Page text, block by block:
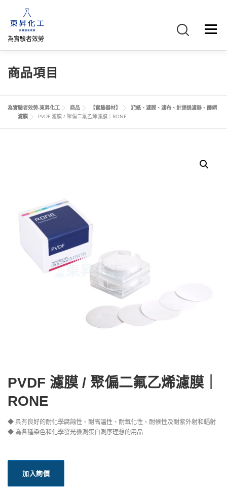
為實驗者效勞
選單
首頁 關於我們
網路商店 直購專區 詢價車、購物車/會員
商品項目
為實驗者效勞-東昇化工 商品 【實驗器材】
濾紙、濾膜、濾布、針頭過濾器、篩網
濾膜
PVDF 濾膜 / 聚偏二氟乙烯濾膜｜RONE
PVDF 濾膜 / 聚偏二氟乙烯濾膜｜
RONE
◆ 具有良好的耐化學腐蝕性、耐高溫性、耐氧化性、耐候性及耐紫外射和輻射
◆ 為各種染色和化學發光檢測蛋白測序理想的用品
加入詢價